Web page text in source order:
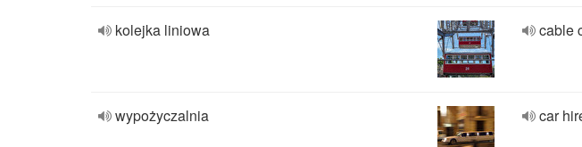
kolejka liniowa cable
wypożyczalnia car